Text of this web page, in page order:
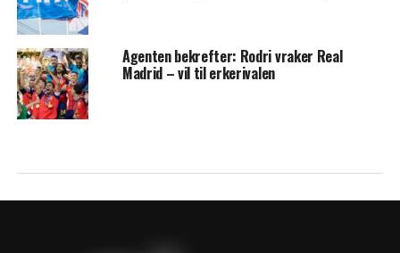
Agenten bekrefter: Rodri vraker Real
Madrid – vil til erkerivalen